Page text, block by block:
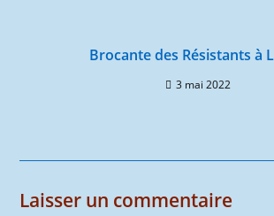
Brocante des Résistants à
3 mai 2022
Laisser un commentaire